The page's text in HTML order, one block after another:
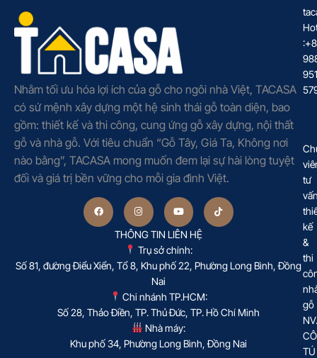
Nhằm tối ưu hóa lợi ích của gỗ cho ngôi nhà Việt, TACASA
có sứ mệnh xây dựng một hệ sinh thái gỗ toàn diện, bao
gồm: thiết kế và thi công, cung ứng gỗ xây dựng, nội thất
gỗ và nhà gỗ. Với tiêu chuẩn “Gỗ Tây, Giá Ta, Không nơi
nào bằng”, TACASA mong muốn đem lại sự hài lòng tuyệt
đối và giá trị bền vững cho mỗi gia đình Việt.
THÔNG TIN LIÊN HỆ
Trụ sở chính:
Số 81, đường Điểu Xiển, Tổ 8, Khu phố 22, Phường Long Bình, Đồng
Nai
Chi nhánh TP.HCM:
Số 28, Thảo Điền, TP. Thủ Đức, TP. Hồ Chí Minh
Nhà máy:
Khu phố 34, Phường Long Bình, Đồng Nai
951
tư
kế
&
thi
gỗ
NV.
TÚ